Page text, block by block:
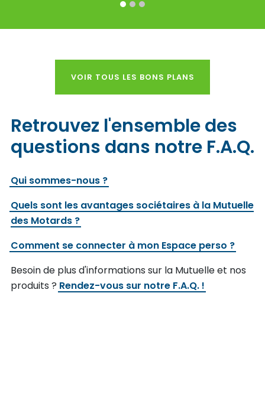
1 2 3
VOIR TOUS LES BONS PLANS
Retrouvez l'ensemble des
questions dans notre F.A.Q.
Qui sommes-nous ?
Quels sont les avantages sociétaires à la Mutuelle
des Motards ?
Comment se connecter à mon Espace perso ?
Besoin de plus d'informations sur la Mutuelle et nos
produits ? Rendez-vous sur notre F.A.Q. !